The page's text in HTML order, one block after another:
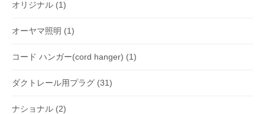
オリジナル (1)
オーヤマ照明 (1)
コード ハンガー(cord hanger) (1)
ダクトレール用プラグ (31)
ナショナル (2)